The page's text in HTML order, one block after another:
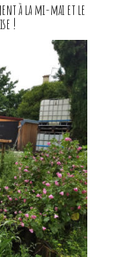
à la mi-mai et le
!